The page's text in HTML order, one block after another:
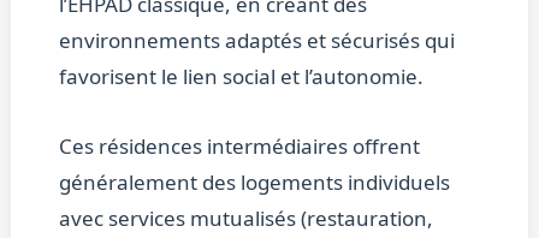
environnements adaptés et sécurisés qui
favorisent le lien social et l’autonomie.
Ces résidences intermédiaires offrent
généralement des logements individuels
avec services mutualisés (restauration,